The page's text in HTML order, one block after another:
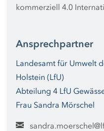
auswirken können. Dabei
finden Sie unter
eiskarten
kommerziell 4.0
Ansprechpartner
Landesamt für Umwelt
Holstein (LfU)
Abteilung 4 LfU
Frau Sandra Mörschel